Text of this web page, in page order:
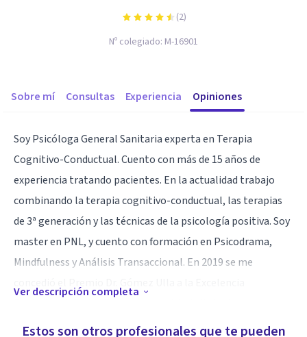
(2)
Nº colegiado: M-16901
Sobre mí Consultas Experiencia Opiniones
Soy Psicóloga General Sanitaria experta en Terapia
Cognitivo-Conductual. Cuento con más de 15 años de
experiencia tratando pacientes. En la actualidad trabajo
combinando la terapia cognitivo-conductual, las terapias
de 3ª generación y las técnicas de la psicología positiva. Soy
master en PNL, y cuento con formación en Psicodrama,
Mindfulness y Análisis Transaccional. En 2019 se me
Especialista en Psicoterapia por la Vía Veterano Experto
Ver descripción completa
Estos son otros profesionales que te pueden